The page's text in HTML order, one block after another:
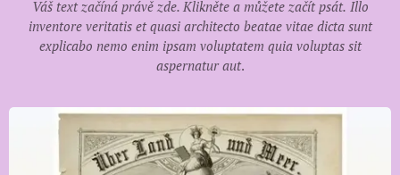
Váš text začíná právě zde. Klikněte a můžete začít psát. Illo
inventore veritatis et quasi architecto beatae vitae dicta sunt
explicabo nemo enim ipsam voluptatem quia voluptas sit
aspernatur aut.